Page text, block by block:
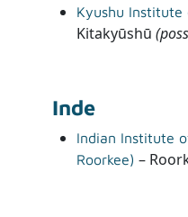
Kyushu Institute
Kitakyūshū
Inde
Indian Institute
Roorkee) –